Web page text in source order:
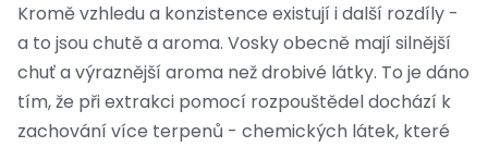
Kromě vzhledu a konzistence existují i další rozdíly -
a to jsou chutě a aroma. Vosky obecně mají silnější
chuť a výraznější aroma než drobivé látky. To je dáno
tím, že při extrakci pomocí rozpouštědel dochází k
zachování více terpenů - chemických látek, které